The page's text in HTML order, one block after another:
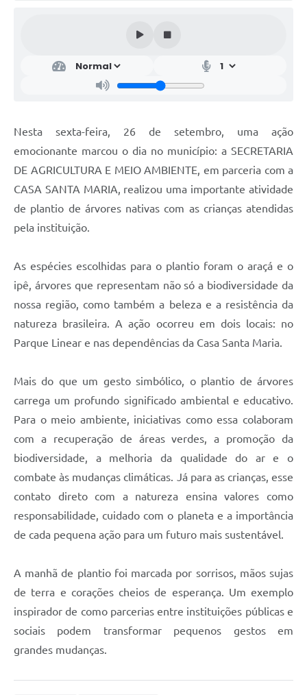
Nesta sexta-feira, 26 de setembro, uma ação
emocionante marcou o dia no município: a SECRETARIA
DE AGRICULTURA E MEIO AMBIENTE, em parceria com a
CASA SANTA MARIA, realizou uma importante atividade
de plantio de árvores nativas com as crianças atendidas
pela instituição.
As espécies escolhidas para o plantio foram o araçá e o
ipê, árvores que representam não só a biodiversidade da
nossa região, como também a beleza e a resistência da
natureza brasileira. A ação ocorreu em dois locais: no
Parque Linear e nas dependências da Casa Santa Maria.
Mais do que um gesto simbólico, o plantio de árvores
carrega um profundo significado ambiental e educativo.
Para o meio ambiente, iniciativas como essa colaboram
com a recuperação de áreas verdes, a promoção da
biodiversidade, a melhoria da qualidade do ar e o
combate às mudanças climáticas. Já para as crianças, esse
contato direto com a natureza ensina valores como
responsabilidade, cuidado com o planeta e a importância
de cada pequena ação para um futuro mais sustentável.
A manhã de plantio foi marcada por sorrisos, mãos sujas
de terra e corações cheios de esperança. Um exemplo
inspirador de como parcerias entre instituições públicas e
sociais podem transformar pequenos gestos em
grandes mudanças.